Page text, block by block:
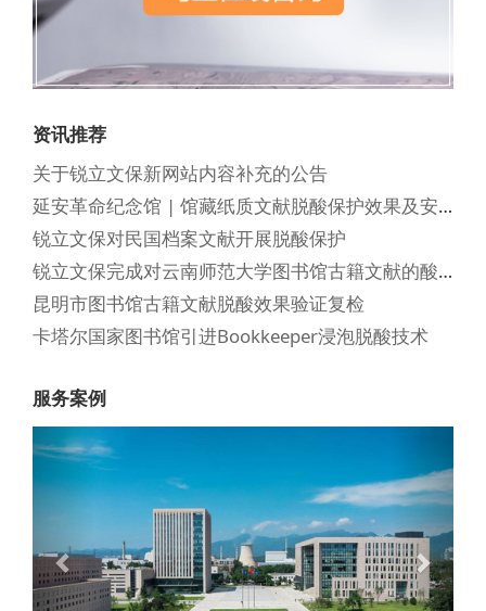
资讯推荐
关于锐立文保新网站内容补充的公告
延安革命纪念馆 | 馆藏纸质文献脱酸保护效果及安全性时长验证
锐立文保对民国档案文献开展脱酸保护
锐立文保完成对云南师范大学图书馆古籍文献的酸化调研及脱酸验证工作
昆明市图书馆古籍文献脱酸效果验证复检
卡塔尔国家图书馆引进Bookkeeper浸泡脱酸技术
服务案例
Previous